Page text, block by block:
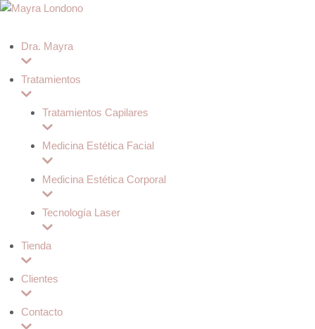
Dra. Mayra
Tratamientos
Tratamientos Capilares
Medicina Estética Facial
Medicina Estética Corporal
Tecnología Laser
Tienda
Clientes
Contacto